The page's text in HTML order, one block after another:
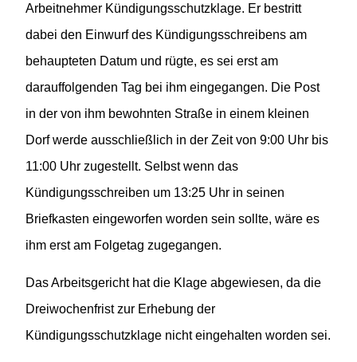
Arbeitnehmer Kündigungsschutzklage. Er bestritt
dabei den Einwurf des Kündigungsschreibens am
behaupteten Datum und rügte, es sei erst am
darauffolgenden Tag bei ihm eingegangen. Die Post
in der von ihm bewohnten Straße in einem kleinen
Dorf werde ausschließlich in der Zeit von 9:00 Uhr bis
11:00 Uhr zugestellt. Selbst wenn das
Kündigungsschreiben um 13:25 Uhr in seinen
Briefkasten eingeworfen worden sein sollte, wäre es
ihm erst am Folgetag zugegangen.
Das Arbeitsgericht hat die Klage abgewiesen, da die
Dreiwochenfrist zur Erhebung der
Kündigungsschutzklage nicht eingehalten worden sei.